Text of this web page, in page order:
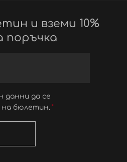
и вземи 10%
поръчка
данни да се
на бюлетин.